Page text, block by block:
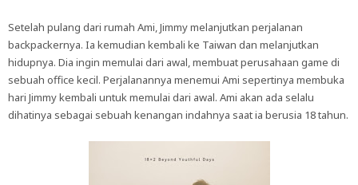
Setelah pulang dari rumah Ami, Jimmy melanjutkan perjalanan
backpackernya. Ia kemudian kembali ke Taiwan dan melanjutkan
hidupnya. Dia ingin memulai dari awal, membuat perusahaan game di
sebuah office kecil. Perjalanannya menemui Ami sepertinya membuka
hari Jimmy kembali untuk memulai dari awal. Ami akan ada selalu
dihatinya sebagai sebuah kenangan indahnya saat ia berusia 18 tahun.